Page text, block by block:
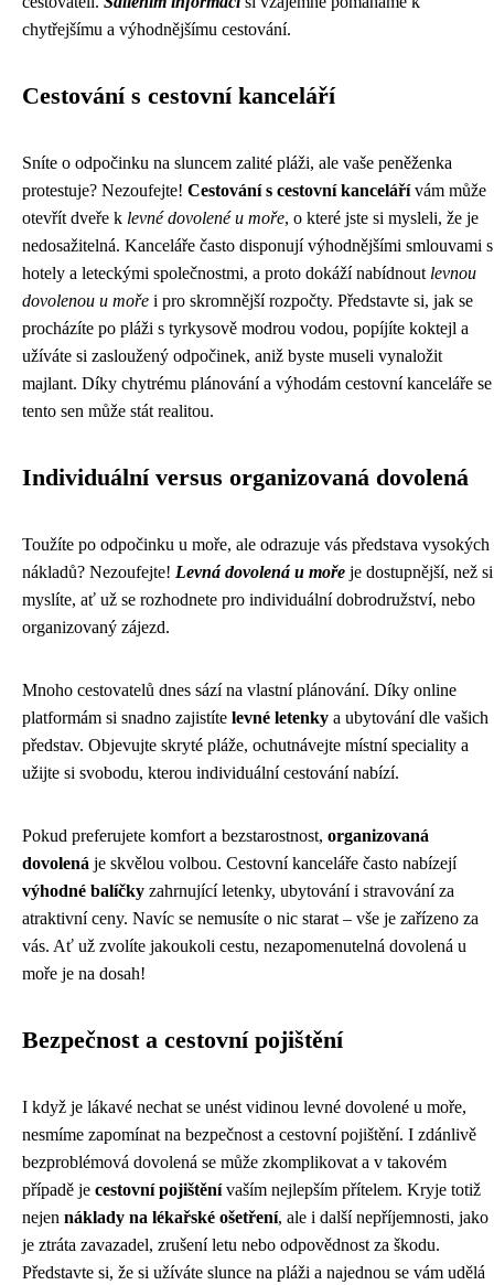
chytřejšímu a výhodnějšímu cestování.
Cestování s cestovní kanceláří
Sníte o odpočinku na sluncem zalité pláži, ale vaše peněženka
protestuje? Nezoufejte! Cestování s cestovní kancelářívám může
otevřít dveře k levné dovolené u moře, o které jste si mysleli, že je
nedosažitelná. Kanceláře často disponují výhodnějšími smlouvami s
hotely a leteckými společnostmi, a proto dokáží nabídnout levnou
dovolenou u moře i pro skromnější rozpočty. Představte si, jak se
procházíte po pláži s tyrkysově modrou vodou, popíjíte koktejl a
užíváte si zasloužený odpočinek, aniž byste museli vynaložit
majlant. Díky chytrému plánování a výhodám cestovní kanceláře se
tento sen může stát realitou.
Individuální versus organizovaná dovolená
Toužíte po odpočinku u moře, ale odrazuje vás představa vysokých
nákladů? Nezoufejte! Levná dovolená u moře je dostupnější, než si
myslíte, ať už se rozhodnete pro individuální dobrodružství, nebo
organizovaný zájezd.
Mnoho cestovatelů dnes sází na vlastní plánování. Díky online
platformám si snadno zajistíte levné letenky a ubytování dle vašich
představ. Objevujte skryté pláže, ochutnávejte místní speciality a
užijte si svobodu, kterou individuální cestování nabízí.
Pokud preferujete komfort a bezstarostnost, organizovaná
dovolená je skvělou volbou. Cestovní kanceláře často nabízejí
výhodné balíčky zahrnující letenky, ubytování i stravování za
atraktivní ceny. Navíc se nemusíte o nic starat – vše je zařízeno za
vás. Ať už zvolíte jakoukoli cestu, nezapomenutelná dovolená u
moře je na dosah!
Bezpečnost a cestovní pojištění
I když je lákavé nechat se unést vidinou levné dovolené u moře,
nesmíme zapomínat na bezpečnost a cestovní pojištění. I zdánlivě
bezproblémová dovolená se může zkomplikovat a v takovém
případě je cestovní pojištěnívaším nejlepším přítelem. Kryje totiž
nejen náklady na lékařské ošetření, ale i další nepříjemnosti, jako
je ztráta zavazadel, zrušení letu nebo odpovědnost za škodu.
Představte si, že si užíváte slunce na pláži a najednou se vám udělá